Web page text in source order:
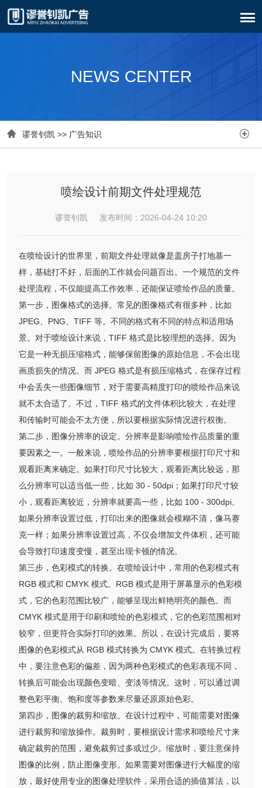
NEWS CENTER
 谬誉钊凯 >> 广告知识 
喷绘设计前期文件处理规范
谬誉钊凯 发布时间：2026-04-24 10:20
在喷绘设计的世界里，前期文件处理就像是盖房子打地基一
样，基础打不好，后面的工作就会问题百出。一个规范的文件
处理流程，不仅能提高工作效率，还能保证喷绘作品的质量。
第一步，图像格式的选择。常见的图像格式有很多种，比如
JPEG、PNG、TIFF 等。不同的格式有不同的特点和适用场
景。对于喷绘设计来说，TIFF 格式是比较理想的选择。因为
它是一种无损压缩格式，能够保留图像的原始信息，不会出现
画质损失的情况。而 JPEG 格式是有损压缩格式，在保存过程
中会丢失一些图像细节，对于需要高精度打印的喷绘作品来说
就不太合适了。不过，TIFF 格式的文件体积比较大，在处理
和传输时可能会不太方便，所以要根据实际情况进行权衡。
第二步，图像分辨率的设定。分辨率是影响喷绘作品质量的重
要因素之一。一般来说，喷绘作品的分辨率要根据打印尺寸和
观看距离来确定。如果打印尺寸比较大，观看距离比较远，那
么分辨率可以适当低一些，比如 30 - 50dpi；如果打印尺寸较
小，观看距离较近，分辨率就要高一些，比如 100 - 300dpi。
如果分辨率设置过低，打印出来的图像就会模糊不清，像马赛
克一样；如果分辨率设置过高，不仅会增加文件体积，还可能
会导致打印速度变慢，甚至出现卡顿的情况。
第三步，色彩模式的转换。在喷绘设计中，常用的色彩模式有
RGB 模式和 CMYK 模式。RGB 模式是用于屏幕显示的色彩模
式，它的色彩范围比较广，能够呈现出鲜艳明亮的颜色。而
CMYK 模式是用于印刷和喷绘的色彩模式，它的色彩范围相对
较窄，但更符合实际打印的效果。所以，在设计完成后，要将
图像的色彩模式从 RGB 模式转换为 CMYK 模式。在转换过程
中，要注意色彩的偏差，因为两种色彩模式的色彩表现不同，
转换后可能会出现颜色变暗、变淡等情况。这时，可以通过调
整色彩平衡、饱和度等参数来尽量还原原始色彩。
第四步，图像的裁剪和缩放。在设计过程中，可能需要对图像
进行裁剪和缩放操作。裁剪时，要根据设计需求和喷绘尺寸来
确定裁剪的范围，避免裁剪过多或过少。缩放时，要注意保持
图像的比例，防止图像变形。如果需要对图像进行大幅度的缩
放，最好使用专业的图像处理软件，采用合适的插值算法，以